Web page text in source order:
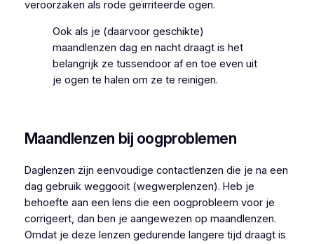
veroorzaken als rode geïrriteerde ogen.
Ook als je (daarvoor geschikte)
maandlenzen dag en nacht draagt is het
belangrijk ze tussendoor af en toe even uit
je ogen te halen om ze te reinigen.
Maandlenzen bij oogproblemen
Daglenzen zijn eenvoudige contactlenzen die je na een
dag gebruik weggooit (wegwerplenzen). Heb je
behoefte aan een lens die een oogprobleem voor je
corrigeert, dan ben je aangewezen op maandlenzen.
Omdat je deze lenzen gedurende langere tijd draagt is